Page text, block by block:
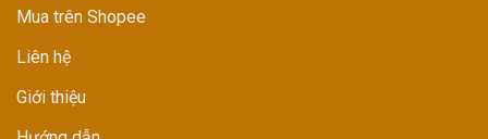
Mua trên Shopee
Liên hệ
Giới thiệu